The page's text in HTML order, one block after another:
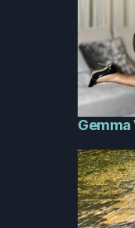
Gemma